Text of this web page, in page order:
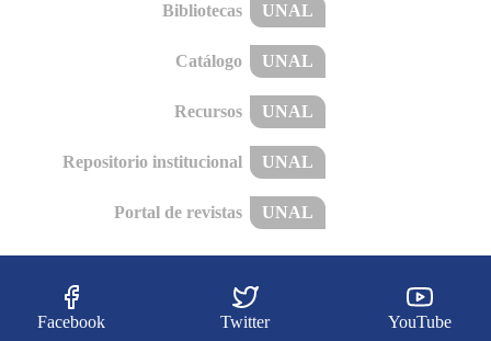
Bibliotecas UNAL
Catálogo UNAL
Recursos UNAL
Repositorio institucional UNAL
Portal de revistas UNAL
Facebook Twitter YouTube